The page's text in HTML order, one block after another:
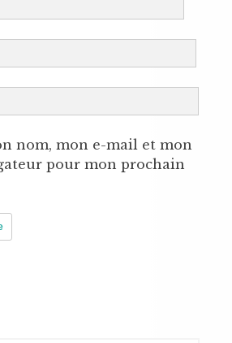
nom, mon e-mail et mon
pour mon prochain